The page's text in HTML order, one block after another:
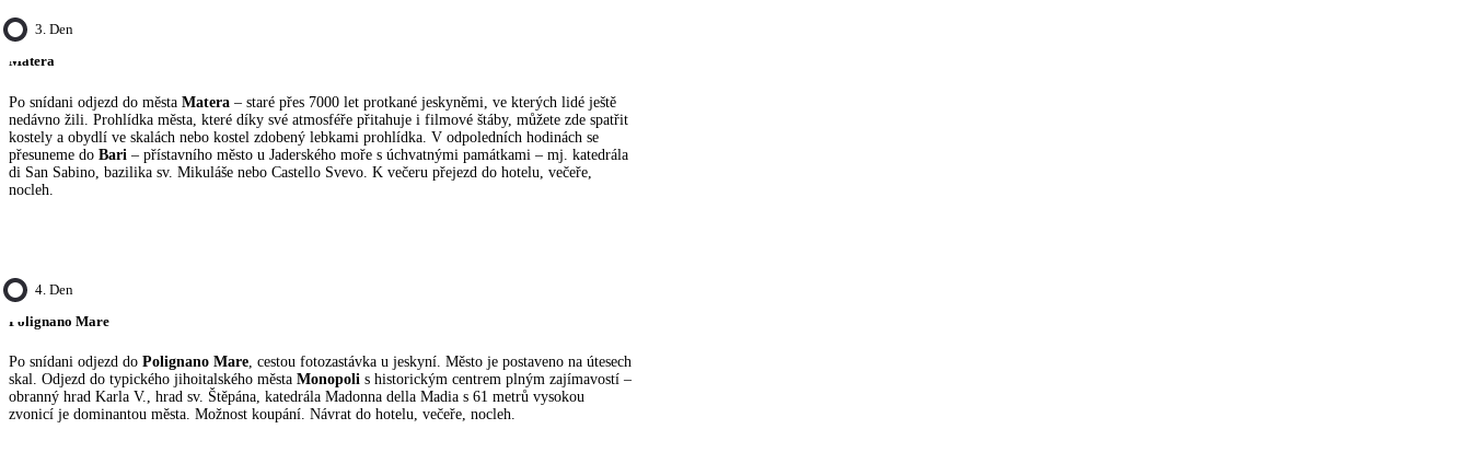
3. Den
Matera
Po snídani odjezd do města Matera – staré přes 7000 let protkané jeskyněmi, ve kterých lidé ještě
nedávno žili. Prohlídka města, které díky své atmosféře přitahuje i filmové štáby, můžete zde spatřit
kostely a obydlí ve skalách nebo kostel zdobený lebkami prohlídka. V odpoledních hodinách se
přesuneme do Bari – přístavního město u Jaderského moře s úchvatnými památkami – mj. katedrála
di San Sabino, bazilika sv. Mikuláše nebo Castello Svevo. K večeru přejezd do hotelu, večeře,
nocleh.
4. Den
Polignano Mare
Po snídani odjezd do Polignano Mare, cestou fotozastávka u jeskyní. Město je postaveno na útesech
skal. Odjezd do typického jihoitalského města Monopoli s historickým centrem plným zajímavostí –
obranný hrad Karla V., hrad sv. Štěpána, katedrála Madonna della Madia s 61 metrů vysokou
zvonicí je dominantou města. Možnost koupání. Návrat do hotelu, večeře, nocleh.